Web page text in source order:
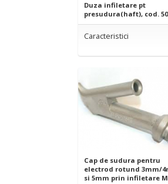
Duza infiletare pt
presudura(haft), cod.
Caracteristici
Cap de sudura pentru
electrod rotund 3mm/
si 5mm prin infiletare